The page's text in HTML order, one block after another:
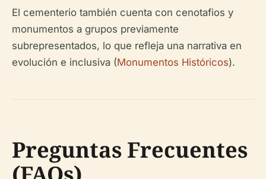
El cementerio también cuenta con cenotafios y
monumentos a grupos previamente
subrepresentados, lo que refleja una narrativa en
evolución e inclusiva (Monumentos Históricos).
Preguntas Frecuentes